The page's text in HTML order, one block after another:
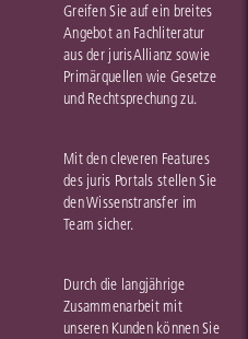
Greifen Sie auf ein breites
Angebot an Fachliteratur
aus der jurisAllianz sowie
Primärquellen wie Gesetze
und Rechtsprechung zu.
Mit den cleveren Features
des juris Portals stellen Sie
den Wissenstransfer im
Team sicher.
Durch die langjährige
Zusammenarbeit mit
unseren Kunden können Sie